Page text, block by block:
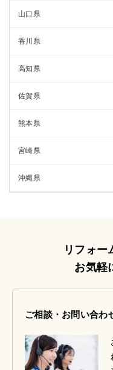
山口県
香川県
高知県
佐賀県
熊本県
宮崎県
沖縄県
リフォー
お気軽
ご相談・お問い合わ